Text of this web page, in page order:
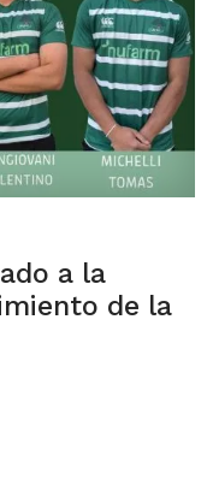
a la
de la